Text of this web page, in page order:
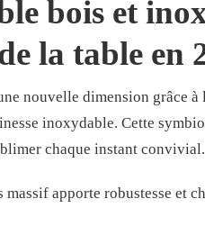
bois et
la table en
nouvelle dimension grâce à
inoxydable. Cette
chaque instant convivial.
massif apporte robustesse et